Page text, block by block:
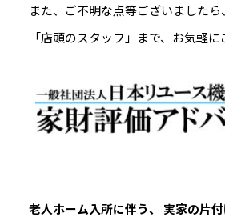
また、ご不明な点等ございました
「店頭のスタッフ」まで、お気軽に
老人ホーム入所に伴う、 実家の片